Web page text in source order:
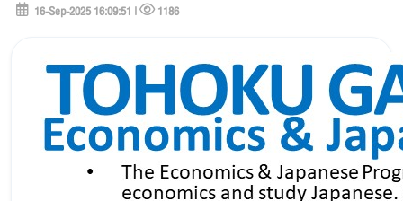
16-Sep-2025 16:09:51 | 1186